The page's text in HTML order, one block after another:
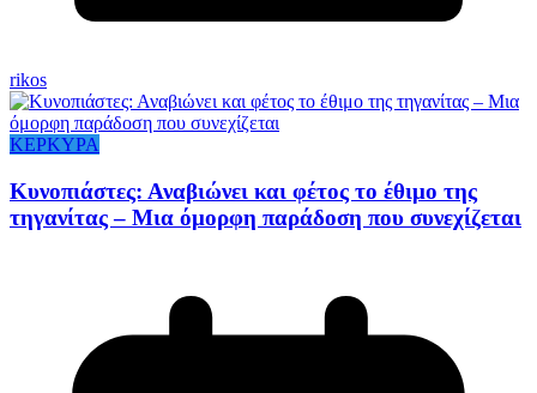
rikos
ΚΕΡΚΥΡΑ
Κυνοπιάστες: Αναβιώνει και φέτος το έθιμο της
τηγανίτας – Μια όμορφη παράδοση που συνεχίζεται